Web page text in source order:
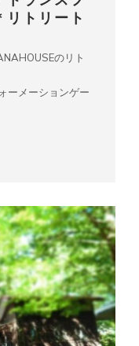
トリート
のリト
ーメーションゲー